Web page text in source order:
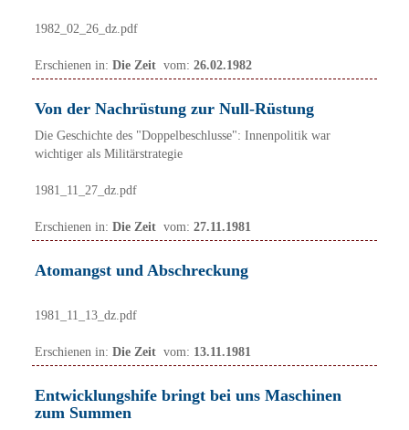
1982_02_26_dz.pdf
Erschienen in: Die Zeit vom: 26.02.1982
Von der Nachrüstung zur Null-Rüstung
Die Geschichte des "Doppelbeschlusse": Innenpolitik war
wichtiger als Militärstrategie
1981_11_27_dz.pdf
Erschienen in: Die Zeit vom: 27.11.1981
Atomangst und Abschreckung
1981_11_13_dz.pdf
Erschienen in: Die Zeit vom: 13.11.1981
Entwicklungshife bringt bei uns Maschinen
zum Summen